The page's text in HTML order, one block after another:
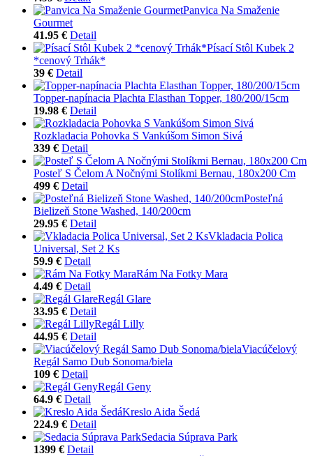
Panvica Na Smaženie
Gourmet
41.95 € Detail
Písací Stôl Kubek 2
*cenový Trhák*
39 € Detail
Topper-napínacia Plachta Elasthan Topper, 180/200/15cm
19.98 € Detail
Rozkladacia Pohovka S Vankúšom Simon Sivá
339 € Detail
Posteľ S Čelom A Nočnými Stolíkmi Bernau, 180x200 Cm
499 € Detail
Posteľná
Bielizeň Stone Washed, 140/200cm
29.95 € Detail
Vkladacia Polica
Universal, Set 2 Ks
59.9 € Detail
Rám Na Fotky Mara
4.49 € Detail
Regál Glare
33.95 € Detail
Regál Lilly
44.95 € Detail
Viacúčelový
Regál Samo Dub Sonoma/biela
109 € Detail
Regál Geny
64.9 € Detail
Kreslo Aida Šedá
224.9 € Detail
Sedacia Súprava Park
1399 € Detail